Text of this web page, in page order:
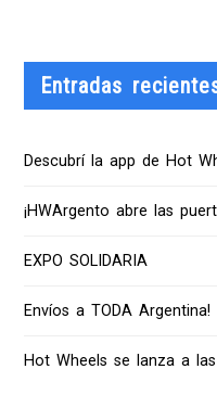
Entradas
Descubrí la app de Hot
¡HWArgento abre las
EXPO SOLIDARIA
Envíos a TODA Argentina!
Hot Wheels se lanza a